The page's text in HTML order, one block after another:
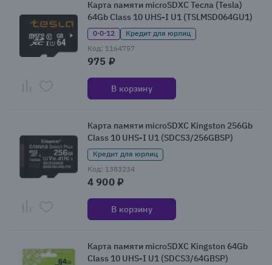
Карта памяти microSDXC Тесла (Tesla)
64Gb Class 10 UHS-I U1 (TSLMSD064GU1)
0·0·12
Кредит для юрлиц
Код: 1164757
975 ₽
В корзину
Карта памяти microSDXC Kingston 256Gb
Class 10 UHS-I U1 (SDCS3/256GBSP)
Кредит для юрлиц
Код: 1383234
4 900 ₽
В корзину
Карта памяти microSDXC Kingston 64Gb
Class 10 UHS-I U1 (SDCS3/64GBSP)